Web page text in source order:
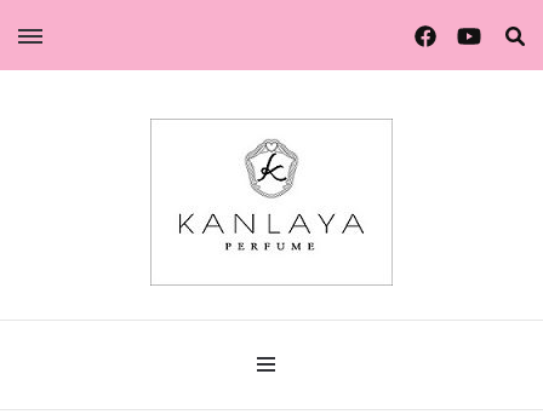
น้ำหอมกัลยา
น้ำหอมกัลยา น้ำหอมแท้แบรนด์ไทย คุณภาพยุโรป